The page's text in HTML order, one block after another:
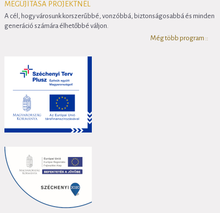
MEGÚJÍTÁSA PROJEKTNÉL
A cél, hogy városunk korszerűbbé, vonzóbbá, biztonságosabbá és minden
generáció számára élhetőbbé váljon.
Még több program ::